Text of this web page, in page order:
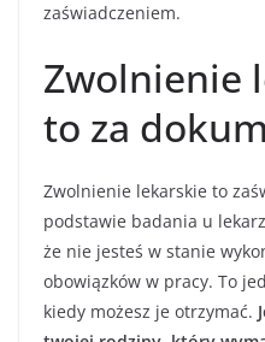
zaświadczeniem.
Zwolnienie
to za
Zwolnienie lekarskie to
podstawie badania u
że nie jesteś w stanie
obowiązków w pracy. To
kiedy możesz je otrzymać.